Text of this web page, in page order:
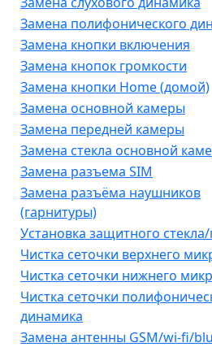
Замена полифонического
Замена кнопки включения
Замена кнопок громкости
Замена кнопки Home (домой)
Замена основной камеры
Замена передней камеры
Замена стекла основной
Замена разъема SIM
Замена разъёма наушников
(гарнитуры)
Установка защитного
Чистка сеточки верхнего
Чистка сеточки нижнего
Чистка сеточки
динамика
Замена антенны GSM/wi-fi/